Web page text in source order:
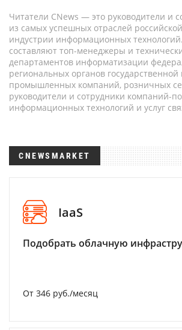
Читатели CNews — это руководители и
из самых успешных отраслей
индустрии информационных
составляют топ-менеджеры и
департаментов информатизации
региональных органов государственной
промышленных компаний, розничных
руководители и сотрудники компаний-
информационных технологий и услуг
CNEWSMARKET
IaaS
Подобрать облачную
От 346 руб./месяц